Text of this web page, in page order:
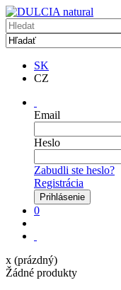
SK
CZ
Email
Heslo
Zabudli ste heslo?
Registrácia
0
x (prázdný)
Žádné produkty